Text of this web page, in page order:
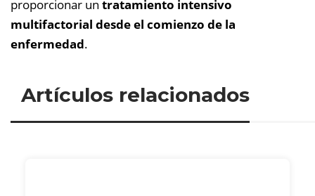
proporcionar un tratamiento intensivo
multifactorial desde el comienzo de la
enfermedad.
Artículos relacionados